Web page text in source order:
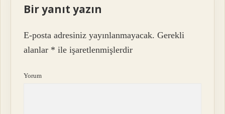
Bir yanıt yazın
E-posta adresiniz yayınlanmayacak. Gerekli
alanlar * ile işaretlenmişlerdir
Yorum